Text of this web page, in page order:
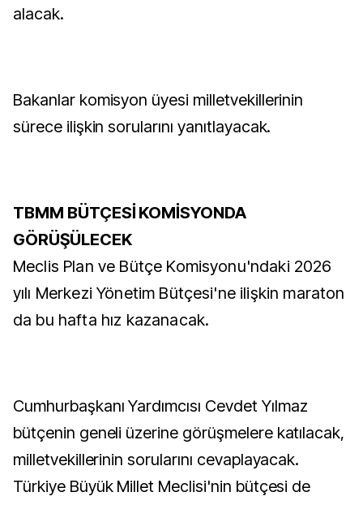
alacak.
Bakanlar komisyon üyesi milletvekillerinin
sürece ilişkin sorularını yanıtlayacak.
TBMM BÜTÇESİ KOMİSYONDA
GÖRÜŞÜLECEK
Meclis Plan ve Bütçe Komisyonu'ndaki 2026
yılı Merkezi Yönetim Bütçesi'ne ilişkin maraton
da bu hafta hız kazanacak.
Cumhurbaşkanı Yardımcısı Cevdet Yılmaz
bütçenin geneli üzerine görüşmelere katılacak,
milletvekillerinin sorularını cevaplayacak.
Türkiye Büyük Millet Meclisi'nin bütçesi de